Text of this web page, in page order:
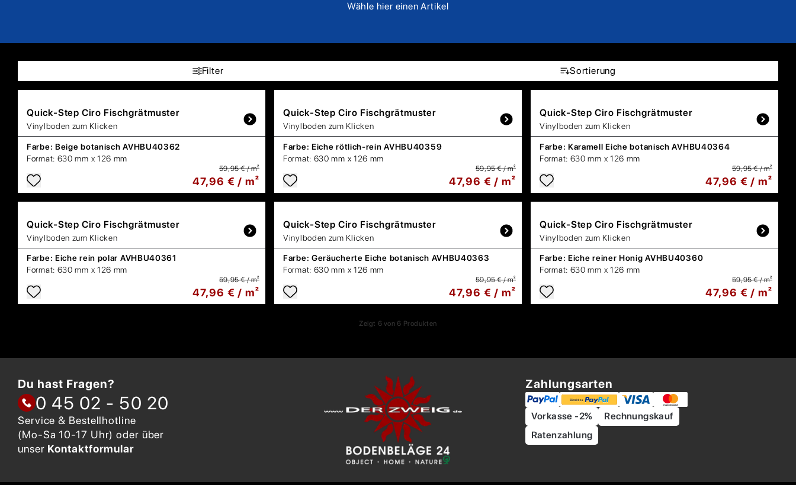
Wähle hier einen Artikel
Filter Sortierung
Quick-Step Ciro Fischgrätmuster
Vinylboden zum Klicken
Farbe: Beige botanisch AVHBU40362
Format: 630 mm x 126 mm
59,95 € / m²
47,96 € / m²
Quick-Step Ciro Fischgrätmuster
Vinylboden zum Klicken
Farbe: Eiche rötlich-rein AVHBU40359
Format: 630 mm x 126 mm
59,95 € / m²
47,96 € / m²
Quick-Step Ciro Fischgrätmuster
Vinylboden zum Klicken
Farbe: Karamell Eiche botanisch AVHBU40364
Format: 630 mm x 126 mm
59,95 € / m²
47,96 € / m²
Quick-Step Ciro Fischgrätmuster
Vinylboden zum Klicken
Farbe: Eiche rein polar AVHBU40361
Format: 630 mm x 126 mm
59,95 € / m²
47,96 € / m²
Quick-Step Ciro Fischgrätmuster
Vinylboden zum Klicken
Farbe: Geräucherte Eiche botanisch AVHBU40363
Format: 630 mm x 126 mm
59,95 € / m²
47,96 € / m²
Quick-Step Ciro Fischgrätmuster
Vinylboden zum Klicken
Farbe: Eiche reiner Honig AVHBU40360
Format: 630 mm x 126 mm
59,95 € / m²
47,96 € / m²
Zeigt 6 von 6 Produkten
Du hast Fragen?
0 45 02 - 50 20
Service & Bestellhotline
(Mo-Sa 10-17 Uhr) oder über
unser Kontaktformular
Zahlungsarten
Vorkasse -2%
Rechnungskauf
Ratenzahlung